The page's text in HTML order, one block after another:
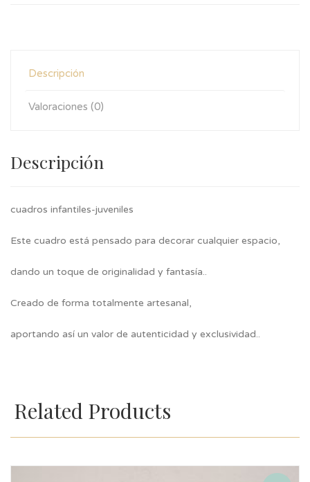
Descripción
Valoraciones (0)
Descripción
cuadros infantiles-juveniles
Este cuadro está pensado para decorar cualquier espacio,
dando un toque de originalidad y fantasía..
Creado de forma totalmente artesanal,
aportando así un valor de autenticidad y exclusividad..
Related Products